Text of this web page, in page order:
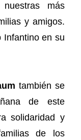
nuestras más
y amigos.
Infantino en su
también se
de este
solidaridad y
de los